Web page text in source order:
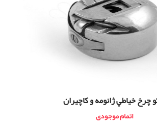
چرخ خياطي ژانومه و كاچيران
اتمام موجودی